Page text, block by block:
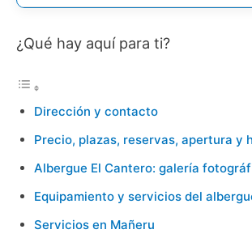
¿Qué hay aquí para ti?
Dirección y contacto
Precio, plazas, reservas, apertura y
Albergue El Cantero: galería
Equipamiento y servicios del
Servicios en Mañeru